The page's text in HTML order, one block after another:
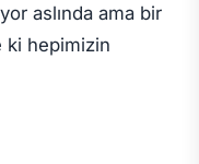
aslında ama bir
ki hepimizin